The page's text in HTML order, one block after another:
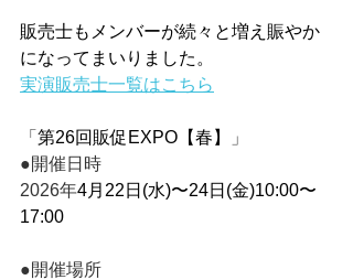
販売士もメンバーが続々と増え賑やか
になってまいりました。
実演販売士一覧はこちら
「 第26回販促EXPO【春】
」
●開催日時
2026年4月22日(水)〜24日(金)10:00〜
17:00
●開催場所